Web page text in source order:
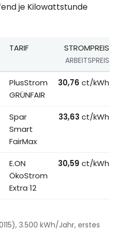
je Kilowattstunde
TARIF STROMPREIS
ARBEITSPREIS
PlusStrom
GRÜNFAIR
30,76 ct/kWh
Spar
Smart
FairMax
33,63 ct/kWh
E.ON
ÖkoStrom
Extra 12
30,59 ct/kWh
3.500 kWh/Jahr, erstes